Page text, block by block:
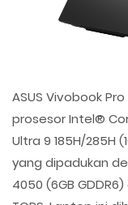
ASUS Vivobook
prosesor Intel®
Ultra 9 185H/285H
yang dipadukan
4050 (6GB